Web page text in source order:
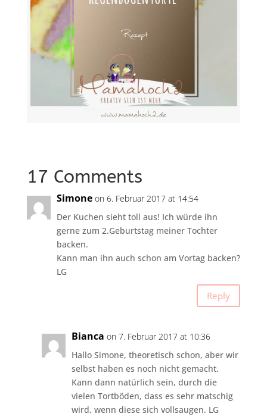
17 Comments
Simone on 6. Februar 2017 at 14:54
Der Kuchen sieht toll aus! Ich würde ihn
gerne zum 2.Geburtstag meiner Tochter
backen.
Kann man ihn auch schon am Vortag backen?
LG
Reply
Bianca on 7. Februar 2017 at 10:36
Hallo Simone, theoretisch schon, aber wir
selbst haben es noch nicht gemacht.
Kann dann natürlich sein, durch die
vielen Tortböden, dass es sehr matschig
wird, wenn diese sich vollsaugen. LG